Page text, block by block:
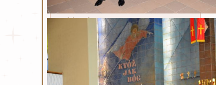
Życiorys
Litania
Sakramenty i obrzędy
Chrzest